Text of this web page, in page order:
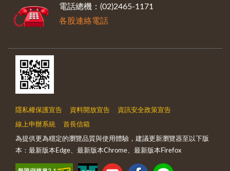
電話總機：(02)2465-1171
各股連絡電話
隱私權保護宣告 資料開放宣告 資訊安全政策宣告
線上申辦系統 首長信箱
為提供更為穩定的瀏覽品質與使用體驗，建議更新瀏覽器至以下版
本：最新版本Edge、最新版本Chrome、最新版本Firefox